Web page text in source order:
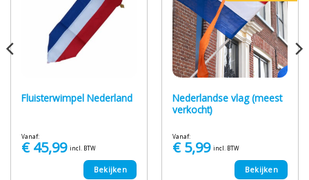
Fluisterwimpel Nederland
Vanaf:
€45,99 incl. BTW
Bekijken
Nederlandse vlag (meest
verkocht)
Vanaf:
€5,99 incl. BTW
Bekijken